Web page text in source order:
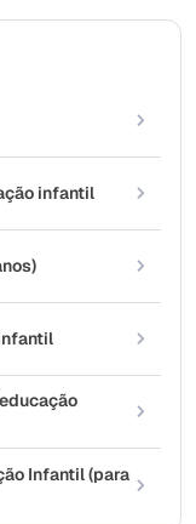
infantil
Infantil (para